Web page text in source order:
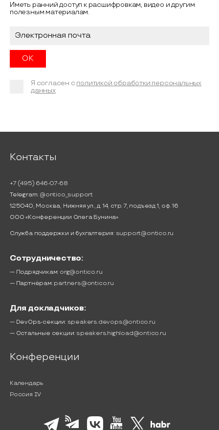
Иметь ранний доступ к расшифровкам, видео и другим
полезным материалам.
Я согласен с политикой обработки персональных
данных
Контакты
+7 (495) 646-07-68
Telegram: @ontico_support
125040, Москва, Нижняя ул., д. 14, стр. 7, подъезд 1, оф. 16
ООО «Конференции Олега Бунина»
Служба поддержки и бухгалтерия: support@ontico.ru
Сотрудничество:
— Подрядчикам: org@ontico.ru
— Партнёрам: partners@ontico.ru
Для докладчиков:
— DevOps-секции: speakers.devops@ontico.ru
— Остальные секции: speakers.highload@ontico.ru
Конференции
Календарь
Россия IV